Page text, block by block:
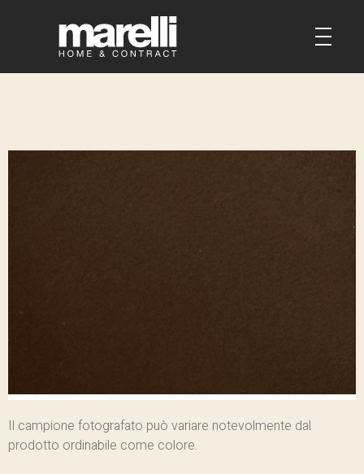
Il campione fotografato può variare notevolmente dal
prodotto ordinabile come colore.